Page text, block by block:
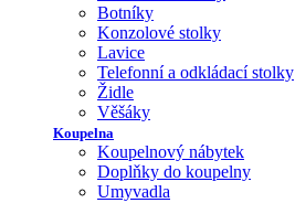
Botníky
Konzolové stolky
Lavice
Telefonní a odkládací stolky
Židle
Věšáky
Koupelna
Koupelnový nábytek
Doplňky do koupelny
Umyvadla